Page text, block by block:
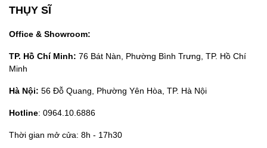
THỤY SĨ
Office & Showroom:
TP. Hồ Chí Minh: 76 Bát Nàn, Phường Bình Trưng, TP. Hồ Chí
Minh
Hà Nội: 56 Đỗ Quang, Phường Yên Hòa, TP. Hà Nội
Hotline: 0964.10.6886
Thời gian mở cửa: 8h - 17h30